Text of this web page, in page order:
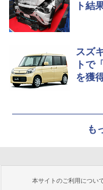
ト結
スズ
トで
を獲
も
本サイトのご利用につい